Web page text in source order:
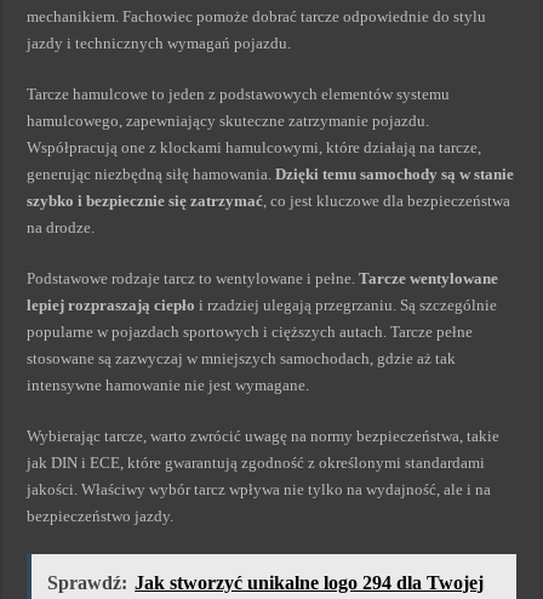
mechanikiem. Fachowiec pomoże dobrać tarcze odpowiednie do stylu
jazdy i technicznych wymagań pojazdu.
Tarcze hamulcowe to jeden z podstawowych elementów systemu
hamulcowego, zapewniający skuteczne zatrzymanie pojazdu.
Współpracują one z klockami hamulcowymi, które działają na tarcze,
generując niezbędną siłę hamowania.Dzięki temu samochody są w stanie
szybko i bezpiecznie się zatrzymać, co jest kluczowe dla bezpieczeństwa
na drodze.
Podstawowe rodzaje tarcz to wentylowane i pełne.Tarcze wentylowane
lepiej rozpraszają ciepło i rzadziej ulegają przegrzaniu. Są szczególnie
popularne w pojazdach sportowych i cięższych autach. Tarcze pełne
stosowane są zazwyczaj w mniejszych samochodach, gdzie aż tak
intensywne hamowanie nie jest wymagane.
Wybierając tarcze, warto zwrócić uwagę na normy bezpieczeństwa, takie
jak DIN i ECE, które gwarantują zgodność z określonymi standardami
jakości. Właściwy wybór tarcz wpływa nie tylko na wydajność, ale i na
bezpieczeństwo jazdy.
Sprawdź: Jak stworzyć unikalne logo 294 dla Twojej